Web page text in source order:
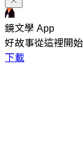
鏡文學 App
好故事從這裡開始
下載